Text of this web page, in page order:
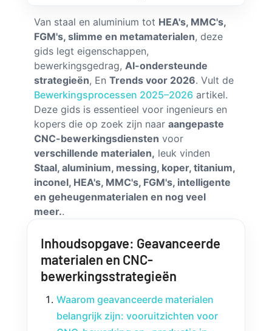
Van staal en aluminium tot HEA's, MMC's,
FGM's, slimme en metamaterialen, deze
gids legt eigenschappen,
bewerkingsgedrag,AI-ondersteunde
strategieën, EnTrends voor 2026. Vult de
Bewerkingsprocessen 2025–2026 artikel.
Deze gids is essentieel voor ingenieurs en
kopers die op zoek zijn naaraangepaste
CNC-bewerkingsdiensten voor
verschillende materialen, leuk vinden
Staal, aluminium, messing, koper, titanium,
inconel, HEA's, MMC's, FGM's, intelligente
en geheugenmaterialen en nog veel
meer..
Inhoudsopgave: Geavanceerde
materialen en CNC-
bewerkingsstrategieën
Waarom geavanceerde materialen
belangrijk zijn: vooruitzichten voor